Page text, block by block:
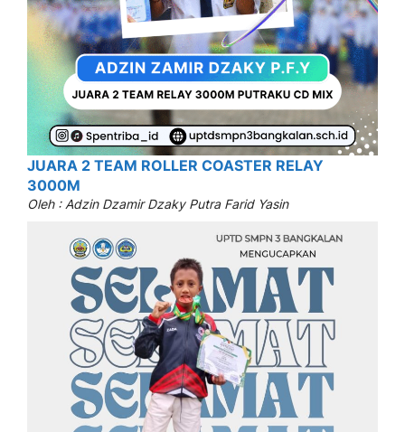
JUARA 2 TEAM ROLLER COASTER RELAY
3000M
Oleh : Adzin Dzamir Dzaky Putra Farid Yasin